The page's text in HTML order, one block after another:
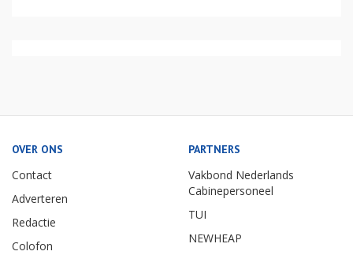
OVER ONS
Contact
Adverteren
Redactie
Colofon
PARTNERS
Vakbond Nederlands
Cabinepersoneel
TUI
NEWHEAP